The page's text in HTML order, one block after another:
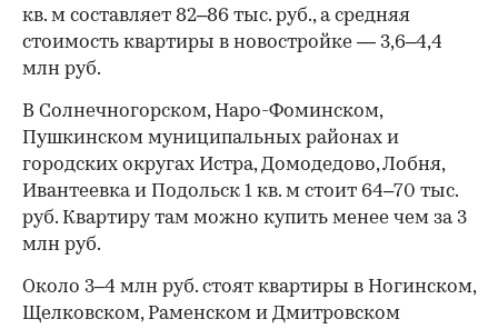
кв. м составляет 82–86 тыс. руб., а средняя
стоимость квартиры в новостройке — 3,6–4,4
млн руб.
В Солнечногорском, Наро-Фоминском,
Пушкинском муниципальных районах и
городских округах Истра, Домодедово, Лобня,
Ивантеевка и Подольск 1 кв. м стоит 64–70 тыс.
руб. Квартиру там можно купить менее чем за 3
млн руб.
Около 3–4 млн руб. стоят квартиры в Ногинском,
Щелковском, Раменском и Дмитровском